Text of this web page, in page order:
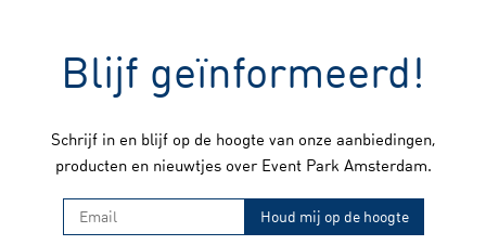
Blijf geïnformeerd!
Schrijf in en blijf op de hoogte van onze aanbiedingen,
producten en nieuwtjes over Event Park Amsterdam.